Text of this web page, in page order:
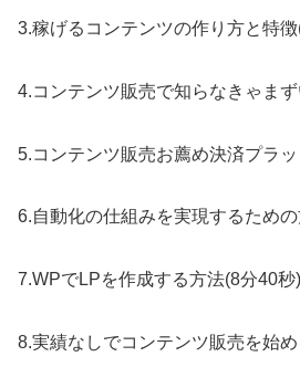
3.稼げるコンテンツの作り方と特
4.コンテンツ販売で知らなきゃま
5.コンテンツ販売お薦め決済プラ
6.自動化の仕組みを実現するため
7.WPでLPを作成する方法(8分40秒)
8.実績なしでコンテンツ販売を始